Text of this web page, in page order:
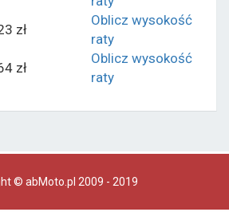
zł
Oblicz wysokość
raty
zł
Oblicz wysokość
raty
© abMoto.pl 2009 - 2019